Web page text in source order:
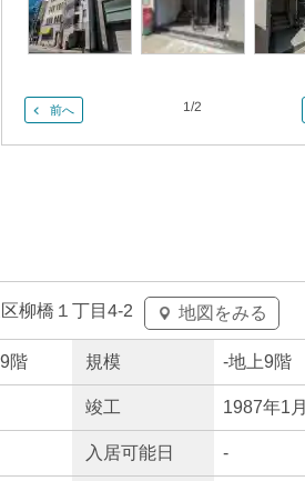
前へ 1/2
柳橋１丁目4-2 地図をみる
階 規模 -地上9階
竣工 1987年1月
入居可能日 -